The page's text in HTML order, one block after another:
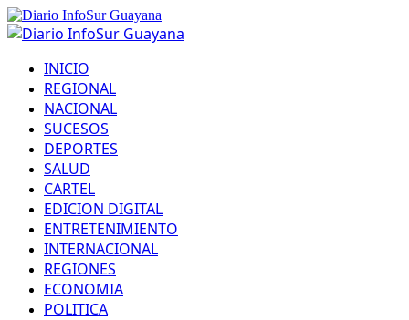
INICIO
REGIONAL
NACIONAL
SUCESOS
DEPORTES
SALUD
CARTEL
EDICION DIGITAL
ENTRETENIMIENTO
INTERNACIONAL
REGIONES
ECONOMIA
POLITICA